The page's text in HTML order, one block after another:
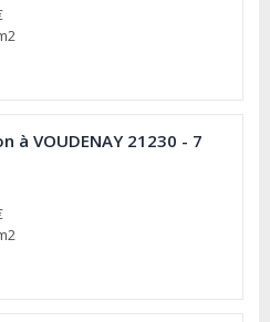
à VOUDENAY 21230 - 7